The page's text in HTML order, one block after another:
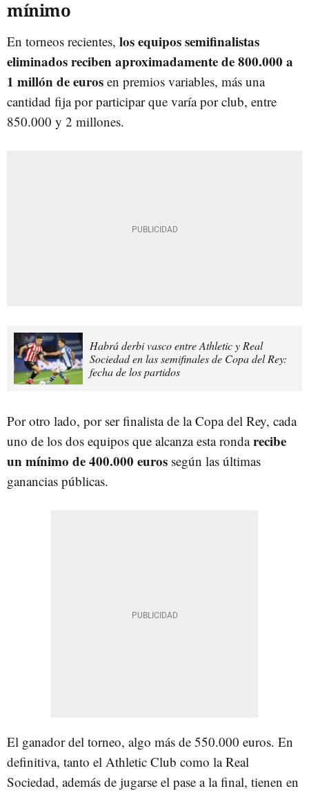
mínimo
En torneos recientes, los equipos semifinalistas
eliminados reciben aproximadamente de 800.000 a
1 millón de euros en premios variables, más una
cantidad fija por participar que varía por club, entre
850.000 y 2 millones.
Habrá derbi vasco entre Athletic y Real
Sociedad en las semifinales de Copa del Rey:
fecha de los partidos
Por otro lado, por ser finalista de la Copa del Rey, cada
uno de los dos equipos que alcanza esta rondarecibe
un mínimo de 400.000 euros según las últimas
ganancias públicas.
El ganador del torneo, algo más de 550.000 euros. En
definitiva, tanto el Athletic Club como la Real
Sociedad, además de jugarse el pase a la final, tienen en